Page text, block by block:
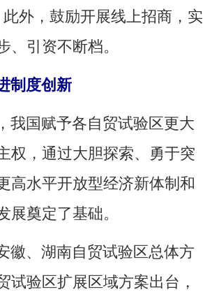
此外，鼓励开展线上招商，实
、引资不断档。
制度创新
我国赋予各自贸试验区更大
权，通过大胆探索、勇于突
高水平开放型经济新体制和
展奠定了基础。
徽、湖南自贸试验区总体方
试验区扩展区域方案出台，